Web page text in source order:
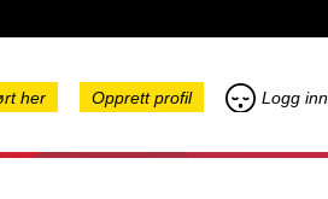
her Opprett profil Logg inn